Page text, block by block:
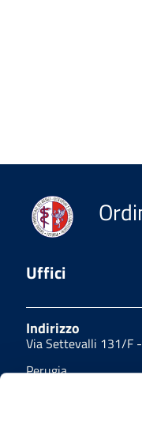
Uffici
Indirizzo
Via Settevalli 131/F
Perugia